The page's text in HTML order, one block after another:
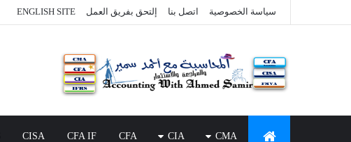
سياسة الخصوصية اتصل بنا إلتحق بفريق العمل ENGLISH SITE
CMA
CIA
CFA
CFA IF
CISA